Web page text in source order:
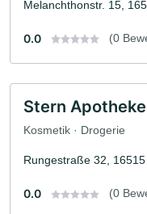
Melanchthonstr. 15,
0.0 (0
Stern
Kosmetik · Drogerie
Rungestraße 32,
0.0 (0